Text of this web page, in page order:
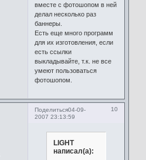
вместе с фотошопом в ней
делал несколько раз
баннеры.
Есть еще много программ
для их изготовления, если
есть ссылки
выкладывайте, т.к. не все
умеют пользоваться
фотошопом.
Поделиться 10
04-09-
2007 23:13:59
LIGHT
написал(а):